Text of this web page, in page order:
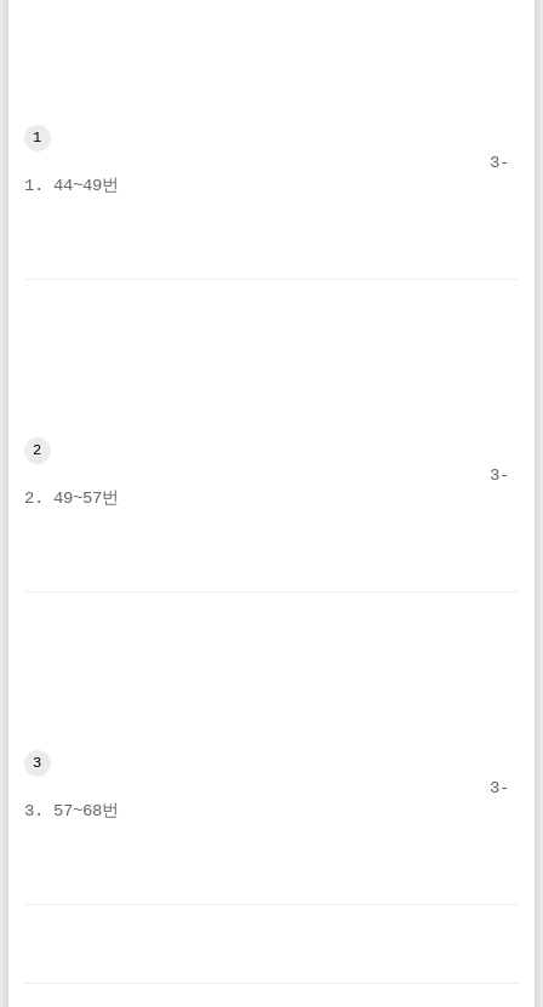
1
3-
1. 44~49번
2
3-
2. 49~57번
3
3-
3. 57~68번